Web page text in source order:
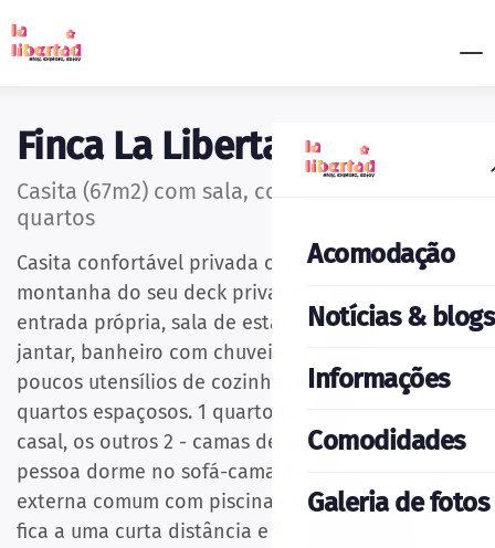
Acomodação
Notícias & blogs
Informações
Comodidades
Galeria de fotos
Finca La Libertad
Casita (67m2) com sala, cozinha, banheiro e 2
quartos
Casita confortável privada com vista para a
montanha do seu deck privado. Equipado com
entrada própria, sala de estar com área de estar e
jantar, banheiro com chuveiro, cozinha com
poucos utensílios de cozinha (fogão de 2 bocas), 2
quartos espaçosos. 1 quarto tem uma cama de
casal, os outros 2 - camas de solteiro. A quinta
pessoa dorme no sofá-cama da sala. A área
externa comum com piscina espaçosa (cercada)
fica a uma curta distância e é compartilhada com